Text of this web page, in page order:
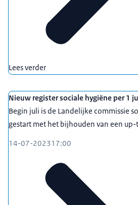
Lees verder
Nieuw register sociale hygiëne per 1
Begin juli is de Landelijke commissie
gestart met het bijhouden van een
14-07-202317:00